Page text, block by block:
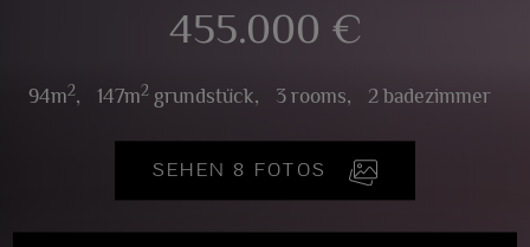
455.000 €
94m2, 147m2grundstück, 3 rooms, 2 badezimmer
SEHEN 8 FOTOS